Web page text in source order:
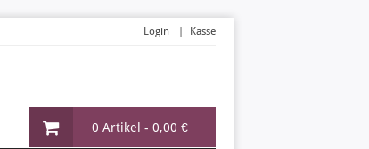
0 Artikel - 0,00 €
Login Kasse